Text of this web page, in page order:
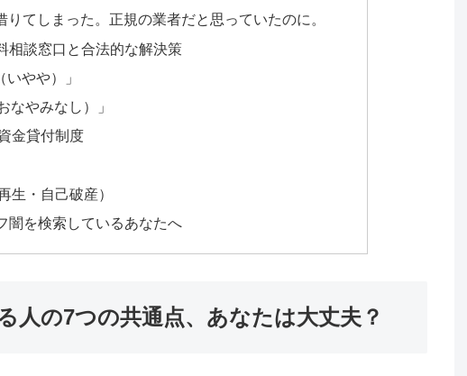
てしまった。正規の業者だと思っていたのに。
相談窓口と合法的な解決策
やや）」
なやみなし）」
金貸付制度
生・自己破産）
闇を検索しているあなたへ
人の7つの共通点、あなたは大丈夫？